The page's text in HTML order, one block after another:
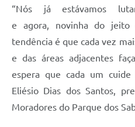
“Nós já estávamos
e agora, novinha do
tendência é que cada vez
e das áreas adjacentes
espera que cada um
Eliésio Dias dos Santos,
Moradores do Parque dos